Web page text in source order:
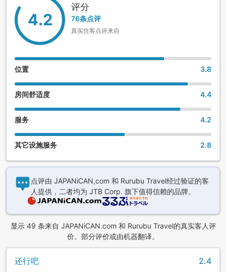
4.2
评分
76条点评
真实住客点评来自
位置 3.8
房间舒适度 4.4
服务 4.2
其它设施服务 2.8
点评由 JAPANiCAN,com 和 Rurubu Travel经过验证的客
人提供，二者均为 JTB Corp. 旗下值得信赖的品牌。
显示 49 条来自 JAPANiCAN.com 和 Rurubu Travel的真实客人评
价。部分评价或由机器翻译。
还行吧 2.4